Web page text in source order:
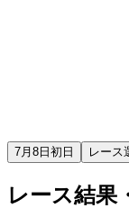
7月8日 初日 レース
レース結果